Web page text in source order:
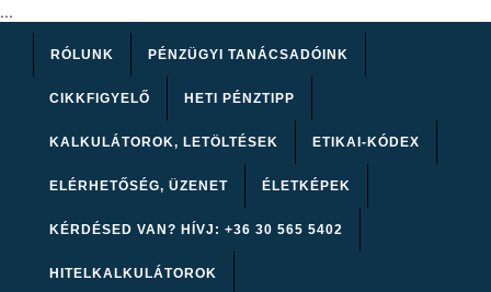
...
RÓLUNK PÉNZÜGYI TANÁCSADÓINK
CIKKFIGYELŐ HETI PÉNZTIPP
KALKULÁTOROK, LETÖLTÉSEK ETIKAI-KÓDEX
ELÉRHETŐSÉG, ÜZENET ÉLETKÉPEK
KÉRDÉSED VAN? HÍVJ: +36 30 565 5402
HITELKALKULÁTOROK